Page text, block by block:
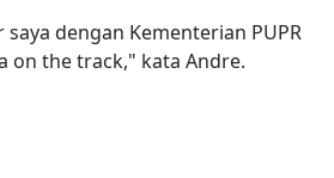
dengan Kementerian PUPR
on the track," kata Andre.